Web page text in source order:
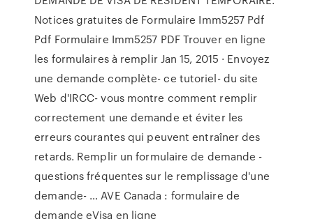
Notices gratuites de Formulaire Imm5257 Pdf
Pdf Formulaire Imm5257 PDF Trouver en ligne
les formulaires à remplir Jan 15, 2015 · Envoyez
une demande complète- ce tutoriel- du site
Web d'IRCC- vous montre comment remplir
correctement une demande et éviter les
erreurs courantes qui peuvent entraîner des
retards. Remplir un formulaire de demande -
questions fréquentes sur le remplissage d'une
demande- … AVE Canada : formulaire de
demande eVisa en ligne